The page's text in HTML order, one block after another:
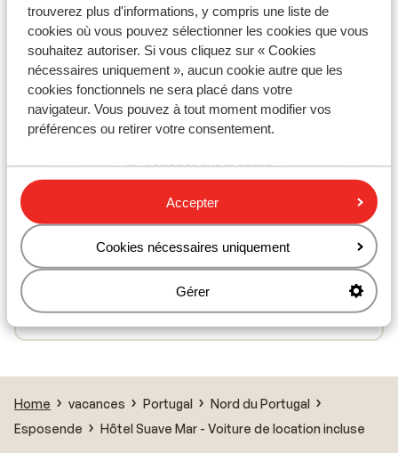
trouverez plus d'informations, y compris une liste de
cookies où vous pouvez sélectionner les cookies que vous
souhaitez autoriser. Si vous cliquez sur « Cookies
nécessaires uniquement », aucun cookie autre que les
cookies fonctionnels ne sera placé dans votre
navigateur. Vous pouvez à tout moment modifier vos
préférences ou retirer votre consentement.
Accepter
Cookies nécessaires uniquement
Gérer
Malheureusement, il n'y a actuellement aucun avis
pour cet hébergement.
Emplacement
Afficher sur la carte
À proximité
Distance de la plage environ 700 mètres
Distance du centre-ville: environ 1,0 kilomètres
Home vacances Portugal
Nord du Portugal
Esposende
Hôtel Suave Mar - Voiture de location incluse